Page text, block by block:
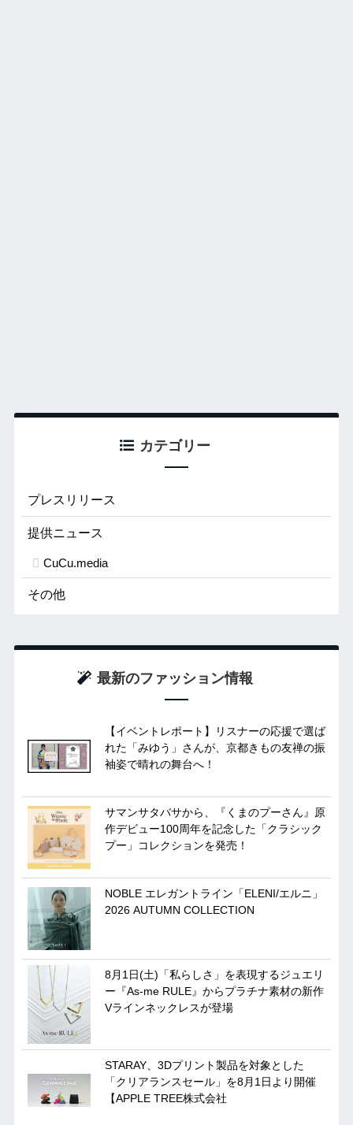
カテゴリー
プレスリリース
提供ニュース
CuCu.media
その他
最新のファッション情報
【イベントレポート】リスナーの応援で選ば
れた「みゆう」さんが、京都きもの友禅の振
袖姿で晴れの舞台へ！
サマンサタバサから、『くまのプーさん』原
作デビュー100周年を記念した「クラシック
プー」コレクションを発売！
NOBLE エレガントライン「ELENI/エルニ」
2026 AUTUMN COLLECTION
8月1日(土)「私らしさ」を表現するジュエリ
ー『As-me RULE』からプラチナ素材の新作
Vラインネックレスが登場
STARAY、3Dプリント製品を対象とした
「クリアランスセール」を8月1日より開催
【APPLE TREE株式会社